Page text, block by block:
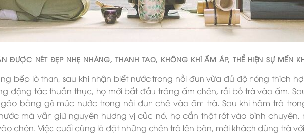
ĐƯỢC NÉT ĐẸP NHẸ NHÀNG, THANH TAO, KHÔNG KHÍ ẤM ÁP, THỂ HIỆN SỰ MẾN
bếp lò than, sau khi nhận biết nước trong nồi đun vừa đủ độ nóng thích
động tác thuần thục, họ mới bắt đầu tráng ấm chén, rồi bỏ trà vào ấm.
bằng gỗ múc nước trong nồi đun chế vào ấm trà. Sau khi hãm trà
mà vẫn giữ nguyên hương vị của nó, họ cẩn thật rót vào bình chuyên,
chén. Việc cuối cùng là đặt những chén trà lên bàn, mời khách dùng trà